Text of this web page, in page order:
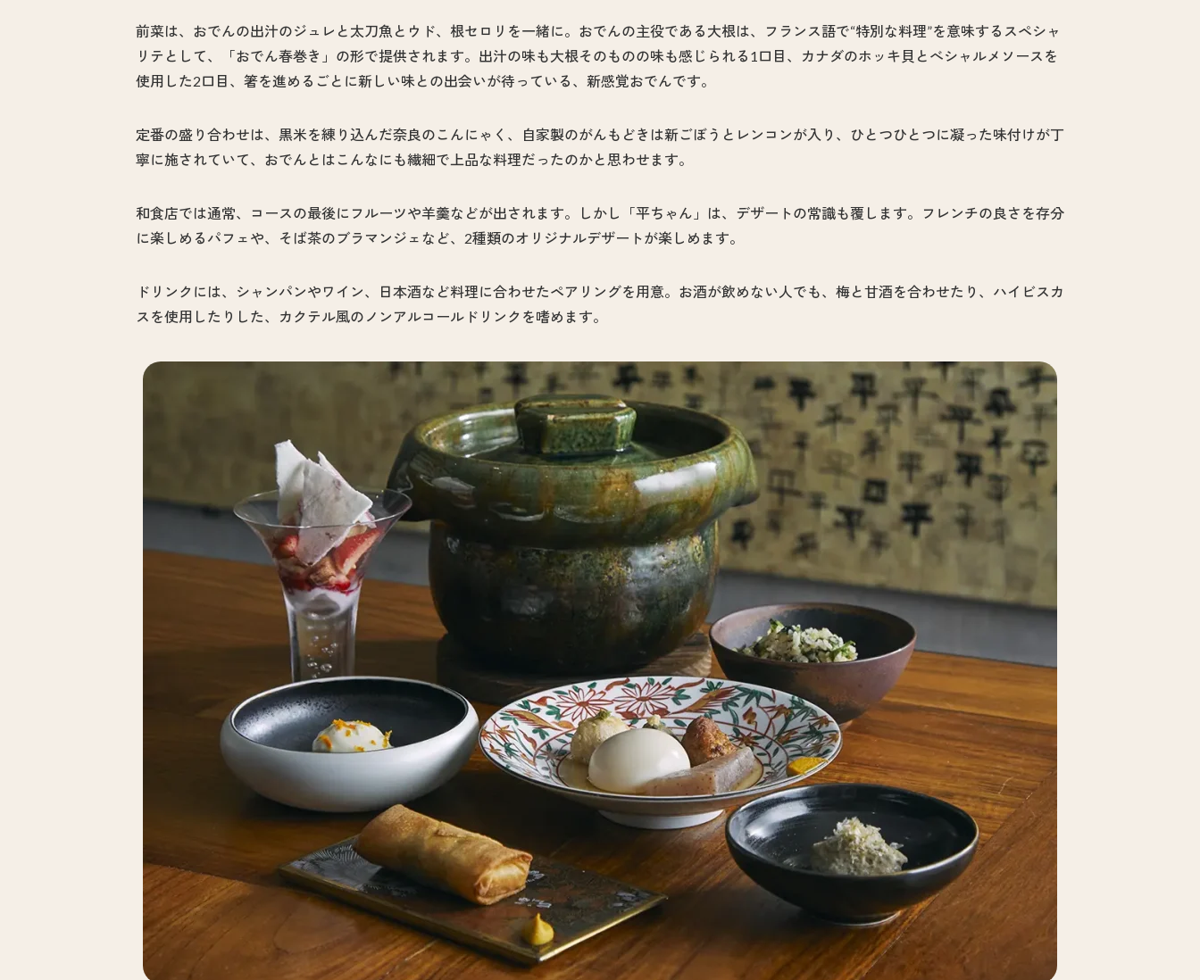
前菜は、おでんの出汁のジュレと太刀魚とウド、根セロリを一緒に。おでんの主役である大根は、フランス語で“特別な料理”を意味するスペシャ
リテとして、「おでん春巻き」の形で提供されます。出汁の味も大根そのものの味も感じられる1口目、カナダのホッキ貝とべシャルメソースを
使用した2口目、箸を進めるごとに新しい味との出会いが待っている、新感覚おでんです。
定番の盛り合わせは、黒米を練り込んだ奈良のこんにゃく、自家製のがんもどきは新ごぼうとレンコンが入り、ひとつひとつに凝った味付けが丁
寧に施されていて、おでんとはこんなにも繊細で上品な料理だったのかと思わせます。
和食店では通常、コースの最後にフルーツや羊羹などが出されます。しかし「平ちゃん」は、デザートの常識も覆します。フレンチの良さを存分
に楽しめるパフェや、そば茶のブラマンジェなど、2種類のオリジナルデザートが楽しめます。
ドリンクには、シャンパンやワイン、日本酒など料理に合わせたペアリングを用意。お酒が飲めない人でも、梅と甘酒を合わせたり、ハイビスカ
スを使用したりした、カクテル風のノンアルコールドリンクを嗜めます。